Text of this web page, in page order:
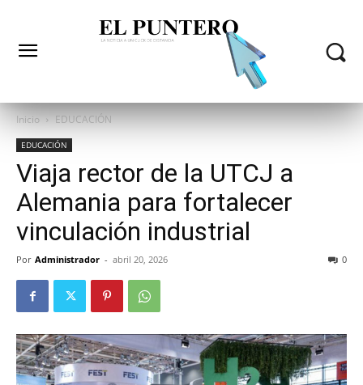
Inicio EDUCACIÓN
EDUCACIÓN
Viaja rector de la UTCJ a
Alemania para fortalecer
vinculación industrial
Por Administrador - abril 20, 2026 0